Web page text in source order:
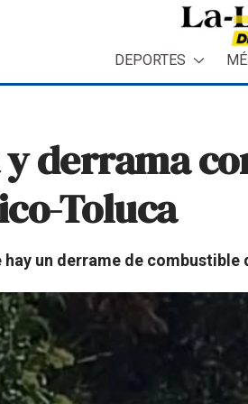
DEPORTES
y derrama
Toluca
un derrame de